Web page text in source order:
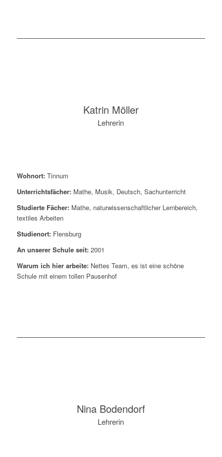
Katrin Möller
Lehrerin
Wohnort: Tinnum
Unterrichtsfächer: Mathe, Musik, Deutsch, Sachunterricht
Studierte Fächer: Mathe, naturwissenschaftlicher Lernbereich,
textiles Arbeiten
Studienort: Flensburg
An unserer Schule seit: 2001
Warum ich hier arbeite: Nettes Team, es ist eine schöne
Schule mit einem tollen Pausenhof
Nina Bodendorf
Lehrerin